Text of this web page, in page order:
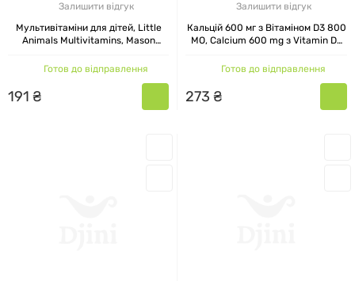
Залишити відгук
Мультивітаміни для дітей, Little
Animals Multivitamins, Mason
Готов до відправлення
191 ₴
Залишити відгук
Кальцій 600 мг з Вітаміном D3 800
МО, Calcium 600 mg з Vitamin D3
Готов до відправлення
273 ₴